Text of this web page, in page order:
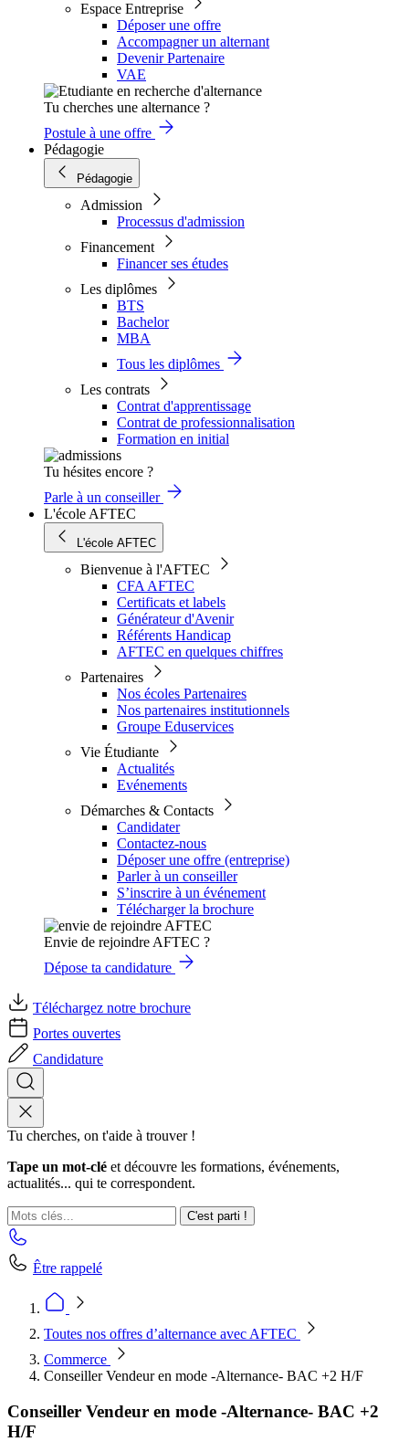
Espace Entreprise
Déposer une offre
Accompagner un alternant
Devenir Partenaire
VAE
Tu cherches une alternance ?
Postule à une offre
Pédagogie
Pédagogie
Admission
Processus d'admission
Financement
Financer ses études
Les diplômes
BTS
Bachelor
MBA
Tous les diplômes
Les contrats
Contrat d'apprentissage
Contrat de professionnalisation
Formation en initial
Tu hésites encore ?
Parle à un conseiller
L'école AFTEC
L'école AFTEC
Bienvenue à l'AFTEC
CFA AFTEC
Certificats et labels
Générateur d'Avenir
Référents Handicap
AFTEC en quelques chiffres
Partenaires
Nos écoles Partenaires
Nos partenaires institutionnels
Groupe Eduservices
Vie Étudiante
Actualités
Evénements
Démarches & Contacts
Candidater
Contactez-nous
Déposer une offre (entreprise)
Parler à un conseiller
S’inscrire à un événement
Télécharger la brochure
Envie de rejoindre AFTEC ?
Dépose ta candidature
Téléchargez notre brochure
Portes ouvertes
Candidature
Tu cherches, on t'aide à trouver !
Tape un mot-clé et découvre les formations, événements,
actualités... qui te correspondent.
C'est parti !
Être rappelé
Toutes nos offres d’alternance avec AFTEC
Commerce
Conseiller Vendeur en mode -Alternance- BAC +2 H/F
Conseiller Vendeur en mode -Alternance- BAC +2
H/F